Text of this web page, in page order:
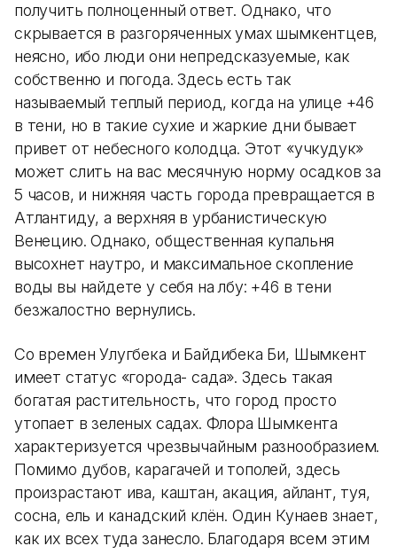
получить полноценный ответ. Однако, что
скрывается в разгоряченных умах шымкентцев,
неясно, ибо люди они непредсказуемые, как
собственно и погода. Здесь есть так
называемый теплый период, когда на улице +46
в тени, но в такие сухие и жаркие дни бывает
привет от небесного колодца. Этот «учкудук»
может слить на вас месячную норму осадков за
5 часов, и нижняя часть города превращается в
Атлантиду, а верхняя в урбанистическую
Венецию. Однако, общественная купальня
высохнет наутро, и максимальное скопление
воды вы найдете у себя на лбу: +46 в тени
безжалостно вернулись.
Со времен Улугбека и Байдибека Би, Шымкент
имеет статус «города- сада». Здесь такая
богатая растительность, что город просто
утопает в зеленых садах. Флора Шымкента
характеризуется чрезвычайным разнообразием.
Помимо дубов, карагачей и тополей, здесь
произрастают ива, каштан, акация, айлант, туя,
сосна, ель и канадский клён. Один Кунаев знает,
как их всех туда занесло. Благодаря всем этим